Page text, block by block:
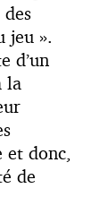
jeu ».
d’un
la
et donc,
de